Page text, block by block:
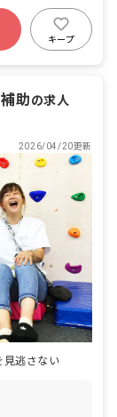
社会性を育て
の経験しかな
り子ども達に
ッキング ・
％：男性
新卒採用
パート 全体
社員の平均
有給
なめ
キープ
助の求人
2026/04/20更新
見逃さない